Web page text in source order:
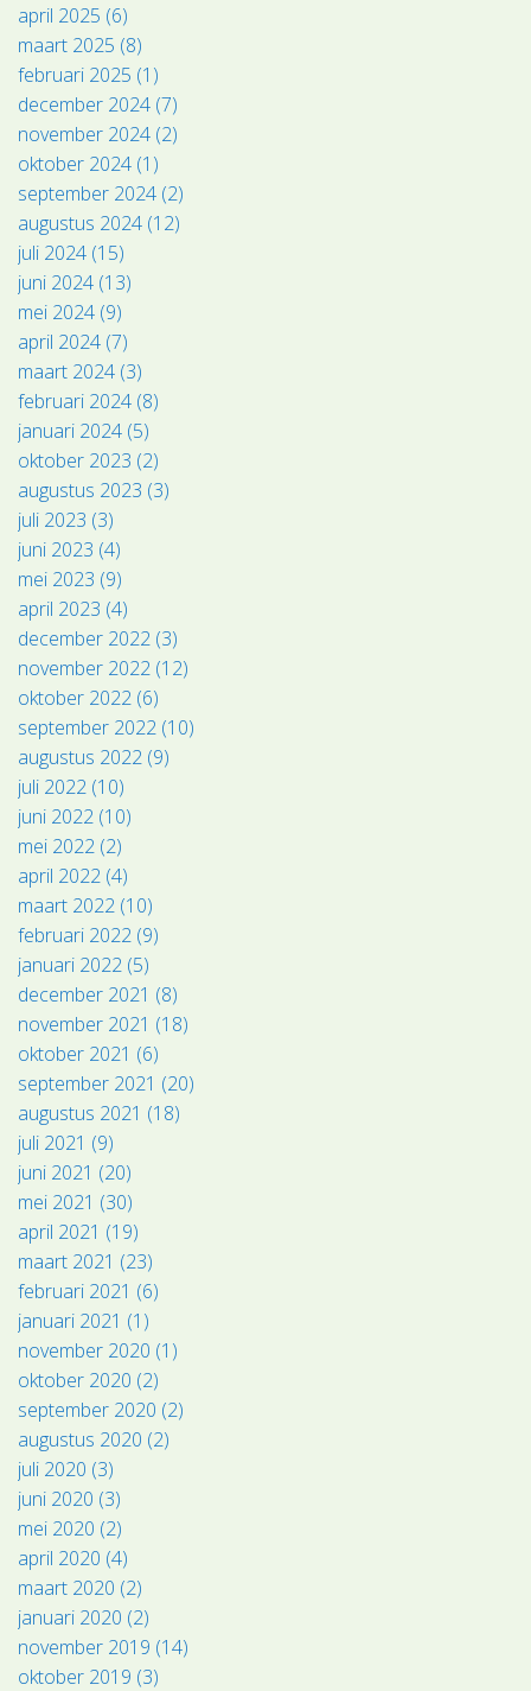
april 2025 (6)
maart 2025 (8)
februari 2025 (1)
december 2024 (7)
november 2024 (2)
oktober 2024 (1)
september 2024 (2)
augustus 2024 (12)
juli 2024 (15)
juni 2024 (13)
mei 2024 (9)
april 2024 (7)
maart 2024 (3)
februari 2024 (8)
januari 2024 (5)
oktober 2023 (2)
augustus 2023 (3)
juli 2023 (3)
juni 2023 (4)
mei 2023 (9)
april 2023 (4)
december 2022 (3)
november 2022 (12)
oktober 2022 (6)
september 2022 (10)
augustus 2022 (9)
juli 2022 (10)
juni 2022 (10)
mei 2022 (2)
april 2022 (4)
maart 2022 (10)
februari 2022 (9)
januari 2022 (5)
december 2021 (8)
november 2021 (18)
oktober 2021 (6)
september 2021 (20)
augustus 2021 (18)
juli 2021 (9)
juni 2021 (20)
mei 2021 (30)
april 2021 (19)
maart 2021 (23)
februari 2021 (6)
januari 2021 (1)
november 2020 (1)
oktober 2020 (2)
september 2020 (2)
augustus 2020 (2)
juli 2020 (3)
juni 2020 (3)
mei 2020 (2)
april 2020 (4)
maart 2020 (2)
januari 2020 (2)
november 2019 (14)
oktober 2019 (3)